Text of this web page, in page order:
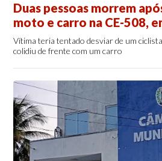
Duas pessoas morrem
moto e carro na CE-508,
Vítima teria tentado desviar de um
colidiu de frente com um carro